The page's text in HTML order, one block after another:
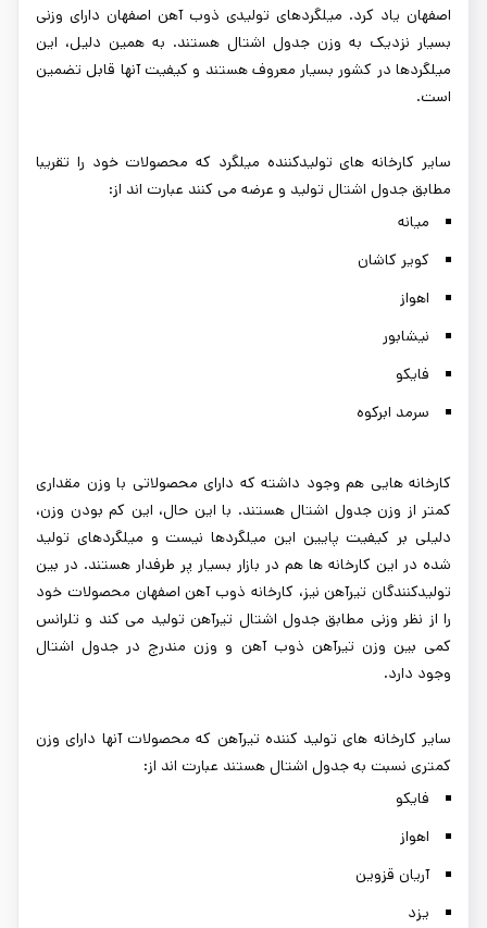
اصفهان یاد کرد. میلگردهای تولیدی ذوب آهن اصفهان دارای وزنی
بسیار نزدیک به وزن جدول اشتال هستند. به همین دلیل، این
میلگردها در کشور بسیار معروف هستند و کیفیت آنها قابل تضمین
است.
سایر کارخانه های تولیدکننده میلگرد که محصولات خود را تقریبا
مطابق جدول اشتال تولید و عرضه می کنند عبارت اند از:
میانه
کویر کاشان
اهواز
نیشابور
فایکو
سرمد ابرکوه
کارخانه هایی هم وجود داشته که دارای محصولاتی با وزن مقداری
کمتر از وزن جدول اشتال هستند. با این حال، این کم بودن وزن،
دلیلی بر کیفیت پایین این میلگردها نیست و میلگردهای تولید
شده در این کارخانه ها هم در بازار بسیار پر طرفدار هستند. در بین
تولیدکنندگان تیرآهن نیز، کارخانه ذوب آهن اصفهان محصولات خود
را از نظر وزنی مطابق جدول اشتال تیرآهن تولید می کند و تلرانس
کمی بین وزن تیرآهن ذوب آهن و وزن مندرج در جدول اشتال
وجود دارد.
سایر کارخانه های تولید کننده تیرآهن که محصولات آنها دارای وزن
کمتری نسبت به جدول اشتال هستند عبارت اند از:
فایکو
اهواز
آریان قزوین
یزد